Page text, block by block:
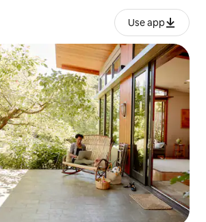
Use app